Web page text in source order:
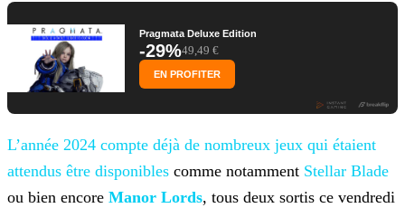
Pragmata Deluxe Edition
-29%49,49 €
EN PROFITER
L’année 2024 compte déjà de nombreux jeux qui étaient
attendus être disponibles comme notamment Stellar Blade
ou bien encore Manor Lords, tous deux sortis ce vendredi